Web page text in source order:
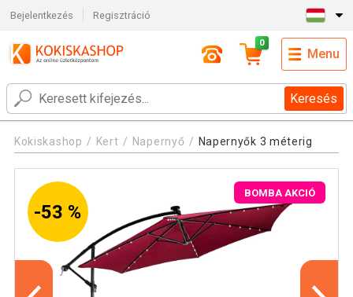
Bejelentkezés Regisztráció
Keresés
0
Menu
Kokiskashop Kert Napernyő Napernyők 3 méterig
-53 %
BOMBA AKCIÓ